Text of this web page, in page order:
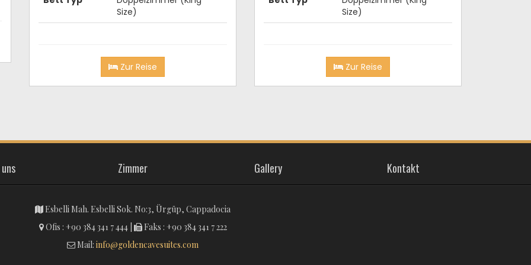
Size)
Zur Reise
Size)
Zur Reise
Zimmer Gallery Kontakt
Esbelli Mah. Esbelli Sok. No:3, Ürgüp, Cappadocia
Ofis : +90 384 341 7 444 |
Faks : +90 384 341 7 222
Mail: info@goldencavesuites.com